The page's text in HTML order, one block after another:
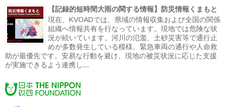
【記録的短時間大雨の関する情報】防災情報くまもと
現在、KVOADでは、県域の情報収集および全国の関係
組織へ情報共有を行なっています。現地では危険な状
況が続いています。河川の氾濫、土砂災害等で通行止
めが多数発生している模様。緊急車両の通行や人命救
助が最優先です。安易な行動を避け、現地の被災状況に応じた支援
が実施できるよう連携し...